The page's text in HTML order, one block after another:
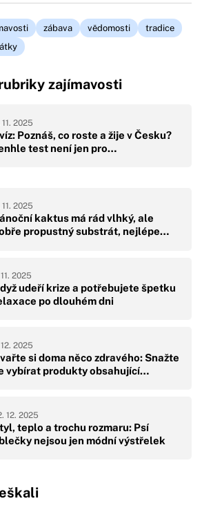
zábava vědomosti
tradice
zajímavosti
Poznáš, co roste a žije v Česku?
test není jen pro…
2025
kaktus má rád vlhký, ale
propustný substrát, nejlépe…
2025
udeří krize a potřebujete špetku
po dlouhém dni
2025
si doma něco zdravého: Snažte
vybírat produkty obsahující…
2025
teplo a trochu rozmaru: Psí
nejsou jen módní výstřelek
12. 2025